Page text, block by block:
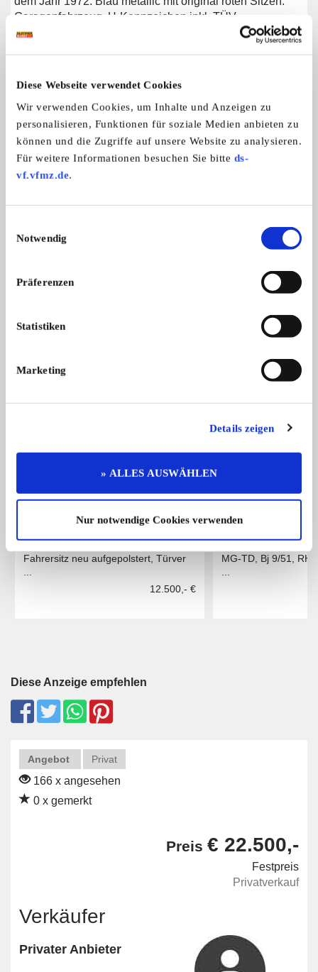
Diese Webseite verwendet Cookies
Wir verwenden Cookies, um Inhalte und Anzeigen zu
personalisieren, Funktionen für soziale Medien anbieten zu
können und die Zugriffe auf unsere Website zu analysieren.
Für weitere Informationen besuchen Sie bitte ds-
vf.vfmz.de.
Notwendig
Präferenzen
Statistiken
Marketing
Details zeigen
» ALLES AUSWÄHLEN
Nur notwendige Cookies verwenden
Garagenfahrzeug, H-Kennzeichen inkl. TÜV.
Weitere Anzeigen dieses Anbieters
ALLE ANZEIGEN
9
Wir verkaufen unseren hochwertig res
Wir verkaufen
Das könnte Sie auch interessieren
ALLE ANZEIGEN
Citroën 11 AL/BL
Fahrersitz neu aufgepolstert, Türver
...
12.500,- €
MG TD
MG-TD, Bj 9/51,
...
Diese Anzeige empfehlen
Angebot Privat
166 x angesehen
0 x gemerkt
Preis € 22.500,-
Festpreis
Privatverkauf
Verkäufer
Privater Anbieter